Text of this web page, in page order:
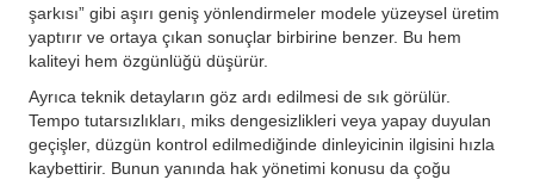
şarkısı” gibi aşırı geniş yönlendirmeler modele yüzeysel üretim
yaptırır ve ortaya çıkan sonuçlar birbirine benzer. Bu hem
kaliteyi hem özgünlüğü düşürür.
Ayrıca teknik detayların göz ardı edilmesi de sık görülür.
Tempo tutarsızlıkları, miks dengesizlikleri veya yapay duyulan
geçişler, düzgün kontrol edilmediğinde dinleyicinin ilgisini hızla
kaybettirir. Bunun yanında hak yönetimi konusu da çoğu